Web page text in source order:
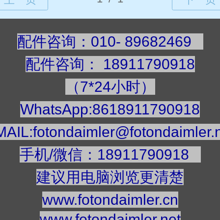
配件咨询：010- 89682469
配件咨询 ： 18911790918
（7*24小时）
WhatsApp:8618911790918
手机/微信：18911790918
建议用电脑浏览更清楚
www.fotondaimler.cn